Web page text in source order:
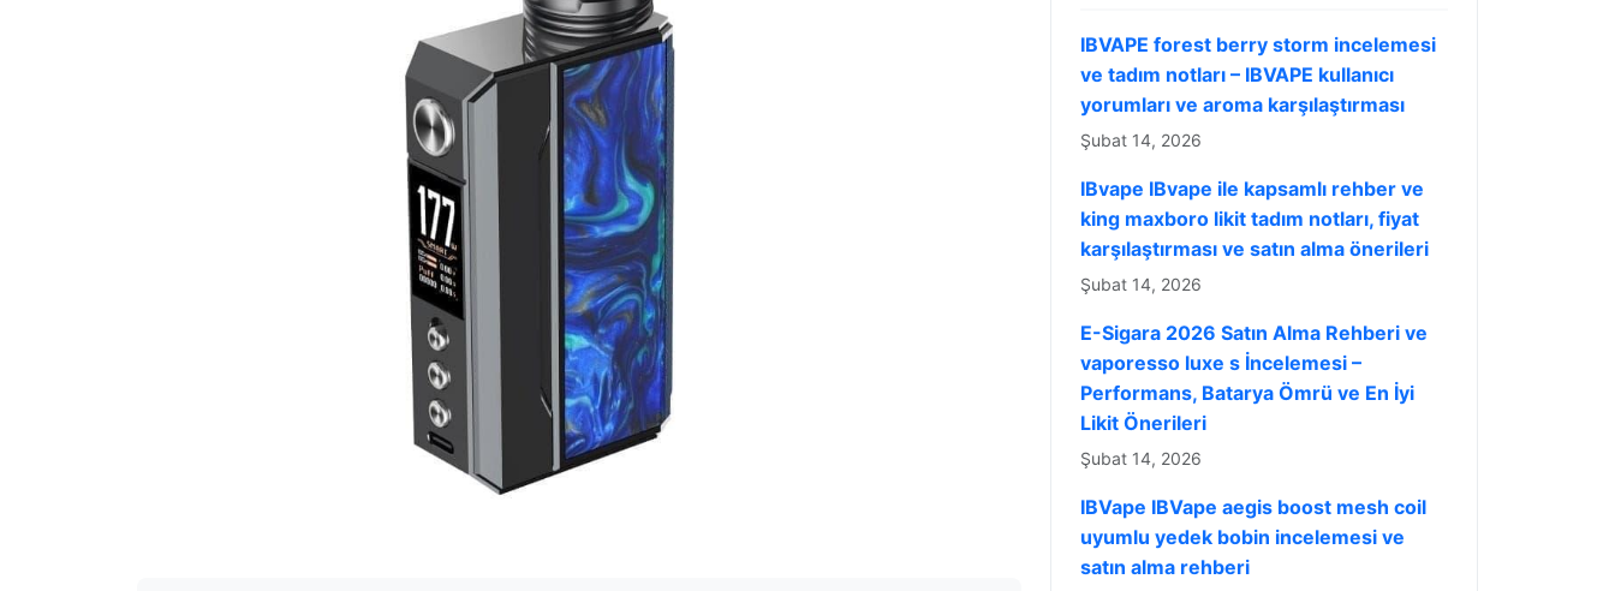
IBVAPE forest berry storm incelemesi
ve tadım notları – IBVAPE kullanıcı
yorumları ve aroma karşılaştırması
Şubat 14, 2026
IBvape IBvape ile kapsamlı rehber ve
king maxboro likit tadım notları, fiyat
karşılaştırması ve satın alma önerileri
Şubat 14, 2026
E-Sigara 2026 Satın Alma Rehberi ve
vaporesso luxe s İncelemesi –
Performans, Batarya Ömrü ve En İyi
Likit Önerileri
Şubat 14, 2026
IBVape IBVape aegis boost mesh coil
uyumlu yedek bobin incelemesi ve
satın alma rehberi